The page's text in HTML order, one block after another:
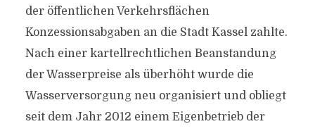
der öffentlichen Verkehrsflächen
Konzessionsabgaben an die Stadt Kassel zahlte.
Nach einer kartellrechtlichen Beanstandung
der Wasserpreise als überhöht wurde die
Wasserversorgung neu organisiert und obliegt
seit dem Jahr 2012 einem Eigenbetrieb der